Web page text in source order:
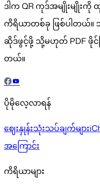
ဒါက QR ကုဒ်အမျိုးမျို
ကိရိယာတစ်ခု ဖြစ်ပါတယ်။
ဆိုဒ်ဖွင့်ဖို့ သို့မဟုတ် PDF ဖို
တယ်။
ပိုမိုလေ့လာရန်
ဈေးနှုန်းသုံးသပ်ချက်များ
အကြောင်း
ကိရိယာများ